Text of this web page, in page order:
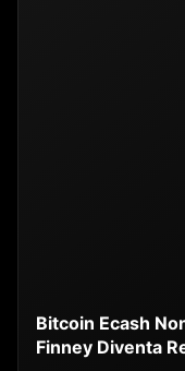
Bitcoin Ecash
Finney Diventa